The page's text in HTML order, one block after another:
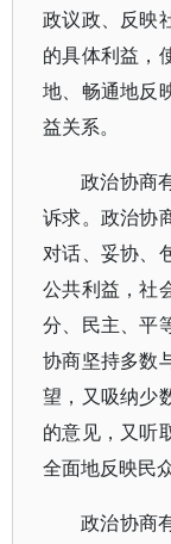
政议政、反映
的具体利益，
地、畅通地反
益关系。
政治协商
诉求。政治协
对话、妥协、
公共利益，社
分、民主、平
协商坚持多数
望，又吸纳少
的意见，又听
全面地反映民
政治协商